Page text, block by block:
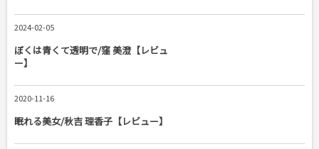
2024-02-05
ぼくは青くて透明で/窪 美澄【レビュ
ー】
2020-11-16
眠れる美女/秋吉 理香子【レビュー】